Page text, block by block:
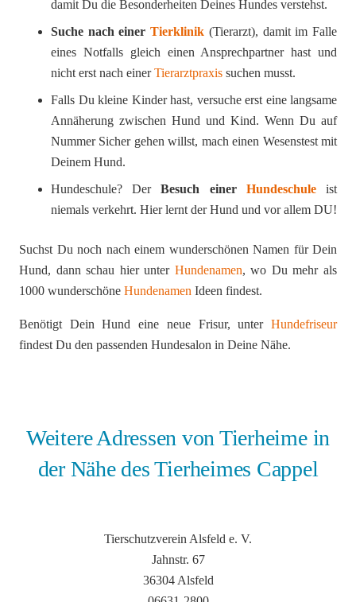
damit Du die Besonderheiten Deines Hundes verstehst.
Suche nach einerTierklinik (Tierarzt), damit im Falle
eines Notfalls gleich einen Ansprechpartner hast und
nicht erst nach einerTierarztpraxis suchen musst.
Falls Du kleine Kinder hast, versuche erst eine langsame
Annäherung zwischen Hund und Kind. Wenn Du auf
Nummer Sicher gehen willst, mach einen Wesenstest mit
Deinem Hund.
Hundeschule? DerBesuch einer Hundeschule
ist
niemals verkehrt. Hier lernt der Hund und vor allem DU!
Suchst Du noch nach einem wunderschönen Namen für Dein
Hund, dann schau hier unter Hundenamen, wo Du mehr als
1000 wunderschöne Hundenamen Ideen findest.
Benötigt Dein Hund eine neue Frisur, unter Hundefriseur
findest Du den passenden Hundesalon in Deine Nähe.
Weitere Adressen von Tierheime in
der Nähe des Tierheimes Cappel
Tierschutzverein Alsfeld e. V.
Jahnstr. 67
36304 Alsfeld